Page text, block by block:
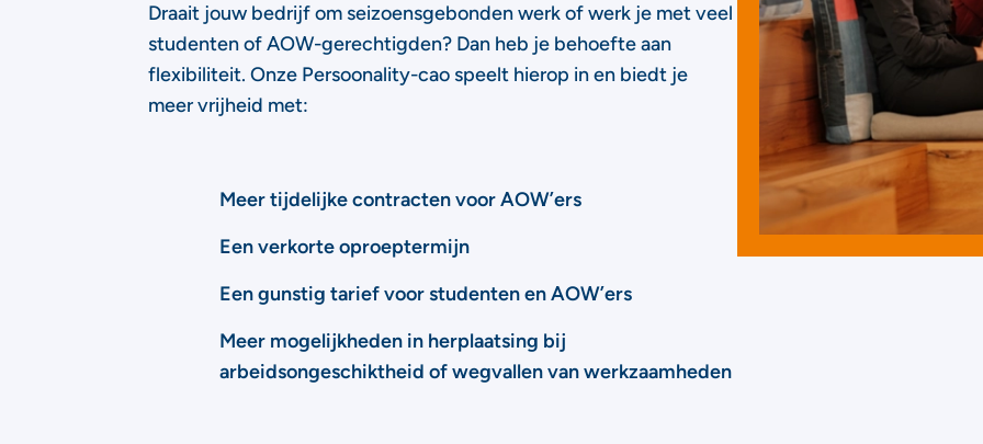
Draait jouw bedrijf om seizoensgebonden werk of werk je met veel
studenten of AOW-gerechtigden? Dan heb je behoefte aan
flexibiliteit. Onze Persoonality-cao speelt hierop in en biedt je
meer vrijheid met:
Meer tijdelijke contracten voor AOW’ers
Een verkorte oproeptermijn
Een gunstig tarief voor studenten en AOW’ers
Meer mogelijkheden in herplaatsing bij
arbeidsongeschiktheid of wegvallen van werkzaamheden